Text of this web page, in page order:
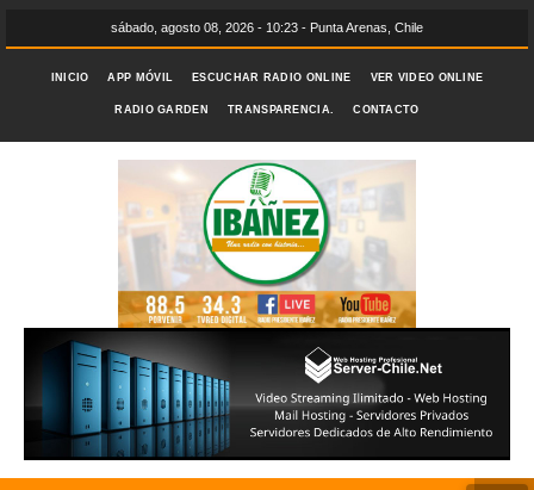
sábado, agosto 08, 2026 - 10:23 - Punta Arenas, Chile
INICIO APP MÓVIL ESCUCHAR RADIO ONLINE VER VIDEO ONLINE
RADIO GARDEN TRANSPARENCIA. CONTACTO